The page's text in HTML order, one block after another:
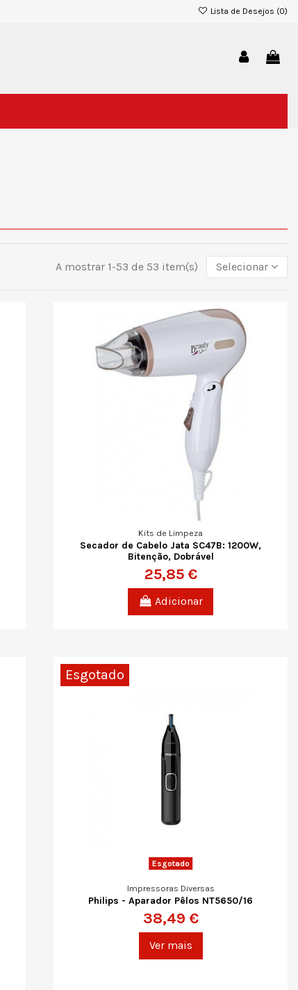
Lista de Desejos (0)
A mostrar 1-53 de 53 item(s) Selecionar
Kits de Limpeza
Secador de Cabelo Jata SC47B: 1200W,
Bitenção, Dobrável
25,85 €
Adicionar
Esgotado
Esgotado
Impressoras Diversas
Philips - Aparador Pêlos NT5650/16
38,49 €
Ver mais